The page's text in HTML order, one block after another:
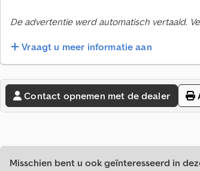
De advertentie werd automatisch vertaald.
Vraagt u meer informatie aan
Contact opnemen met de dealer
Misschien bent u ook geïnteresseerd in